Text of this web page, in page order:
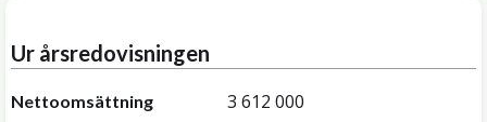
Ur årsredovisningen
Nettoomsättning 3 612 000